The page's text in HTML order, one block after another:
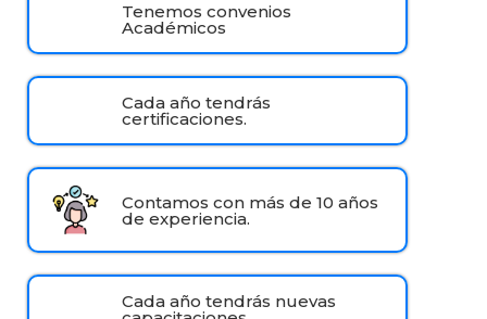
Tenemos convenios
Académicos
Cada año tendrás
certificaciones.
Contamos con más de 10 años
de experiencia.
Cada año tendrás nuevas